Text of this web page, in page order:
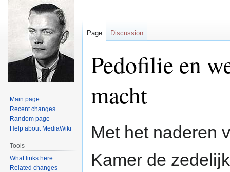
Pedofilie en
macht
toto
Met het naderen
Kamer de
Page Discussion
Main page
Recent changes
Random page
Help about MediaWiki
Tools
What links here
Related changes